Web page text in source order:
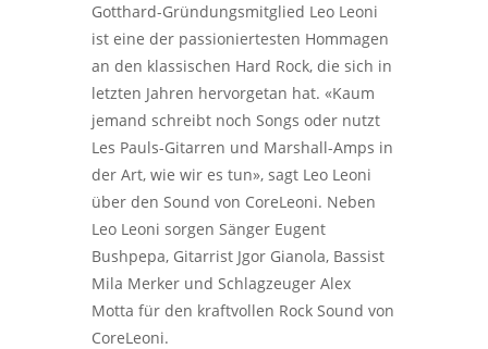
Gotthard-Gründungsmitglied Leo Leoni
ist eine der passioniertesten Hommagen
an den klassischen Hard Rock, die sich in
letzten Jahren hervorgetan hat. «Kaum
jemand schreibt noch Songs oder nutzt
Les Pauls-Gitarren und Marshall-Amps in
der Art, wie wir es tun», sagt Leo Leoni
über den Sound von CoreLeoni. Neben
Leo Leoni sorgen Sänger Eugent
Bushpepa, Gitarrist Jgor Gianola, Bassist
Mila Merker und Schlagzeuger Alex
Motta für den kraftvollen Rock Sound von
CoreLeoni.